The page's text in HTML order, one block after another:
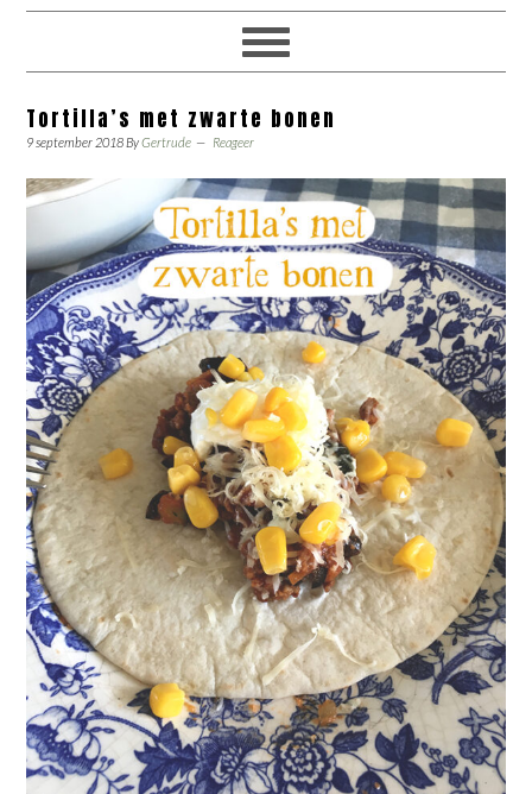
Tortilla’s met zwarte bonen
9 september 2018ByGertrude Reageer